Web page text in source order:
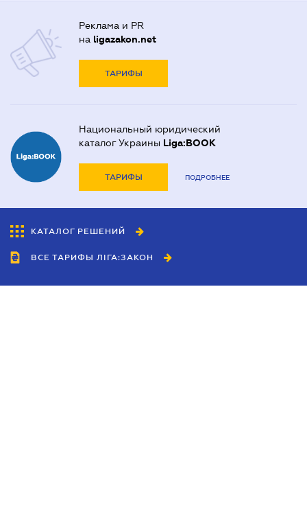
Реклама и PR
на ligazakon.net
ТАРИФЫ
Национальный юридический
каталог Украины Liga:BOOK
ТАРИФЫ ПОДРОБНЕЕ
КАТАЛОГ РЕШЕНИЙ
ВСЕ ТАРИФЫ ЛІГА:ЗАКОН